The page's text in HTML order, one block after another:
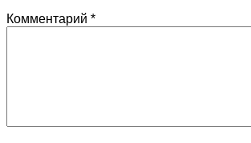
Комментарий *